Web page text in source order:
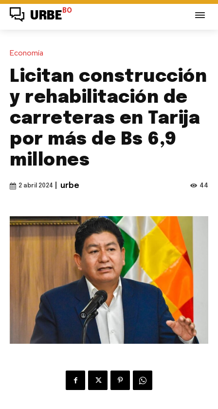
URBE BO
Economía
Licitan construcción
y rehabilitación de
carreteras en Tarija
por más de Bs 6,9
millones
2 abril 2024 urbe 44